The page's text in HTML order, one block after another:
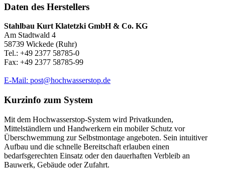
Daten des Herstellers
Stahlbau Kurt Klatetzki GmbH & Co. KG
Am Stadtwald 4
58739 Wickede (Ruhr)
Tel.: +49 2377 58785-0
Fax: +49 2377 58785-99
E-Mail: post@hochwasserstop.de
Kurzinfo zum System
Mit dem Hochwasserstop-System wird Privatkunden,
Mittelständlern und Handwerkern ein mobiler Schutz vor
Überschwemmung zur Selbstmontage angeboten. Sein intuitiver
Aufbau und die schnelle Bereitschaft erlauben einen
bedarfsgerechten Einsatz oder den dauerhaften Verbleib an
Bauwerk, Gebäude oder Zufahrt.